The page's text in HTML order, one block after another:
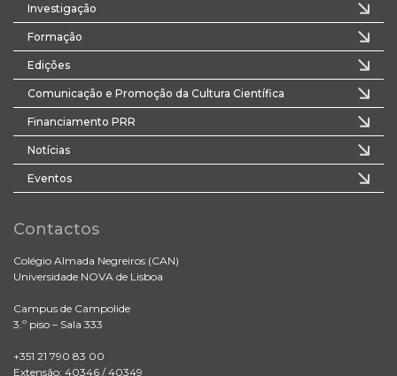
Investigação
Formação
Edições
Comunicação e Promoção da Cultura Científica
Financiamento PRR
Notícias
Eventos
Contactos
Colégio Almada Negreiros (CAN)
Universidade NOVA de Lisboa
Campus de Campolide
3.º piso – Sala 333
+351 21 790 83 00
Extensão: 40346 / 40349